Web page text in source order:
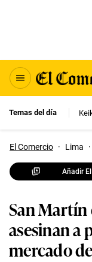
Temas del día
El Comercio · Lima ·
Añadir
San Martín
asesinan a
mercado